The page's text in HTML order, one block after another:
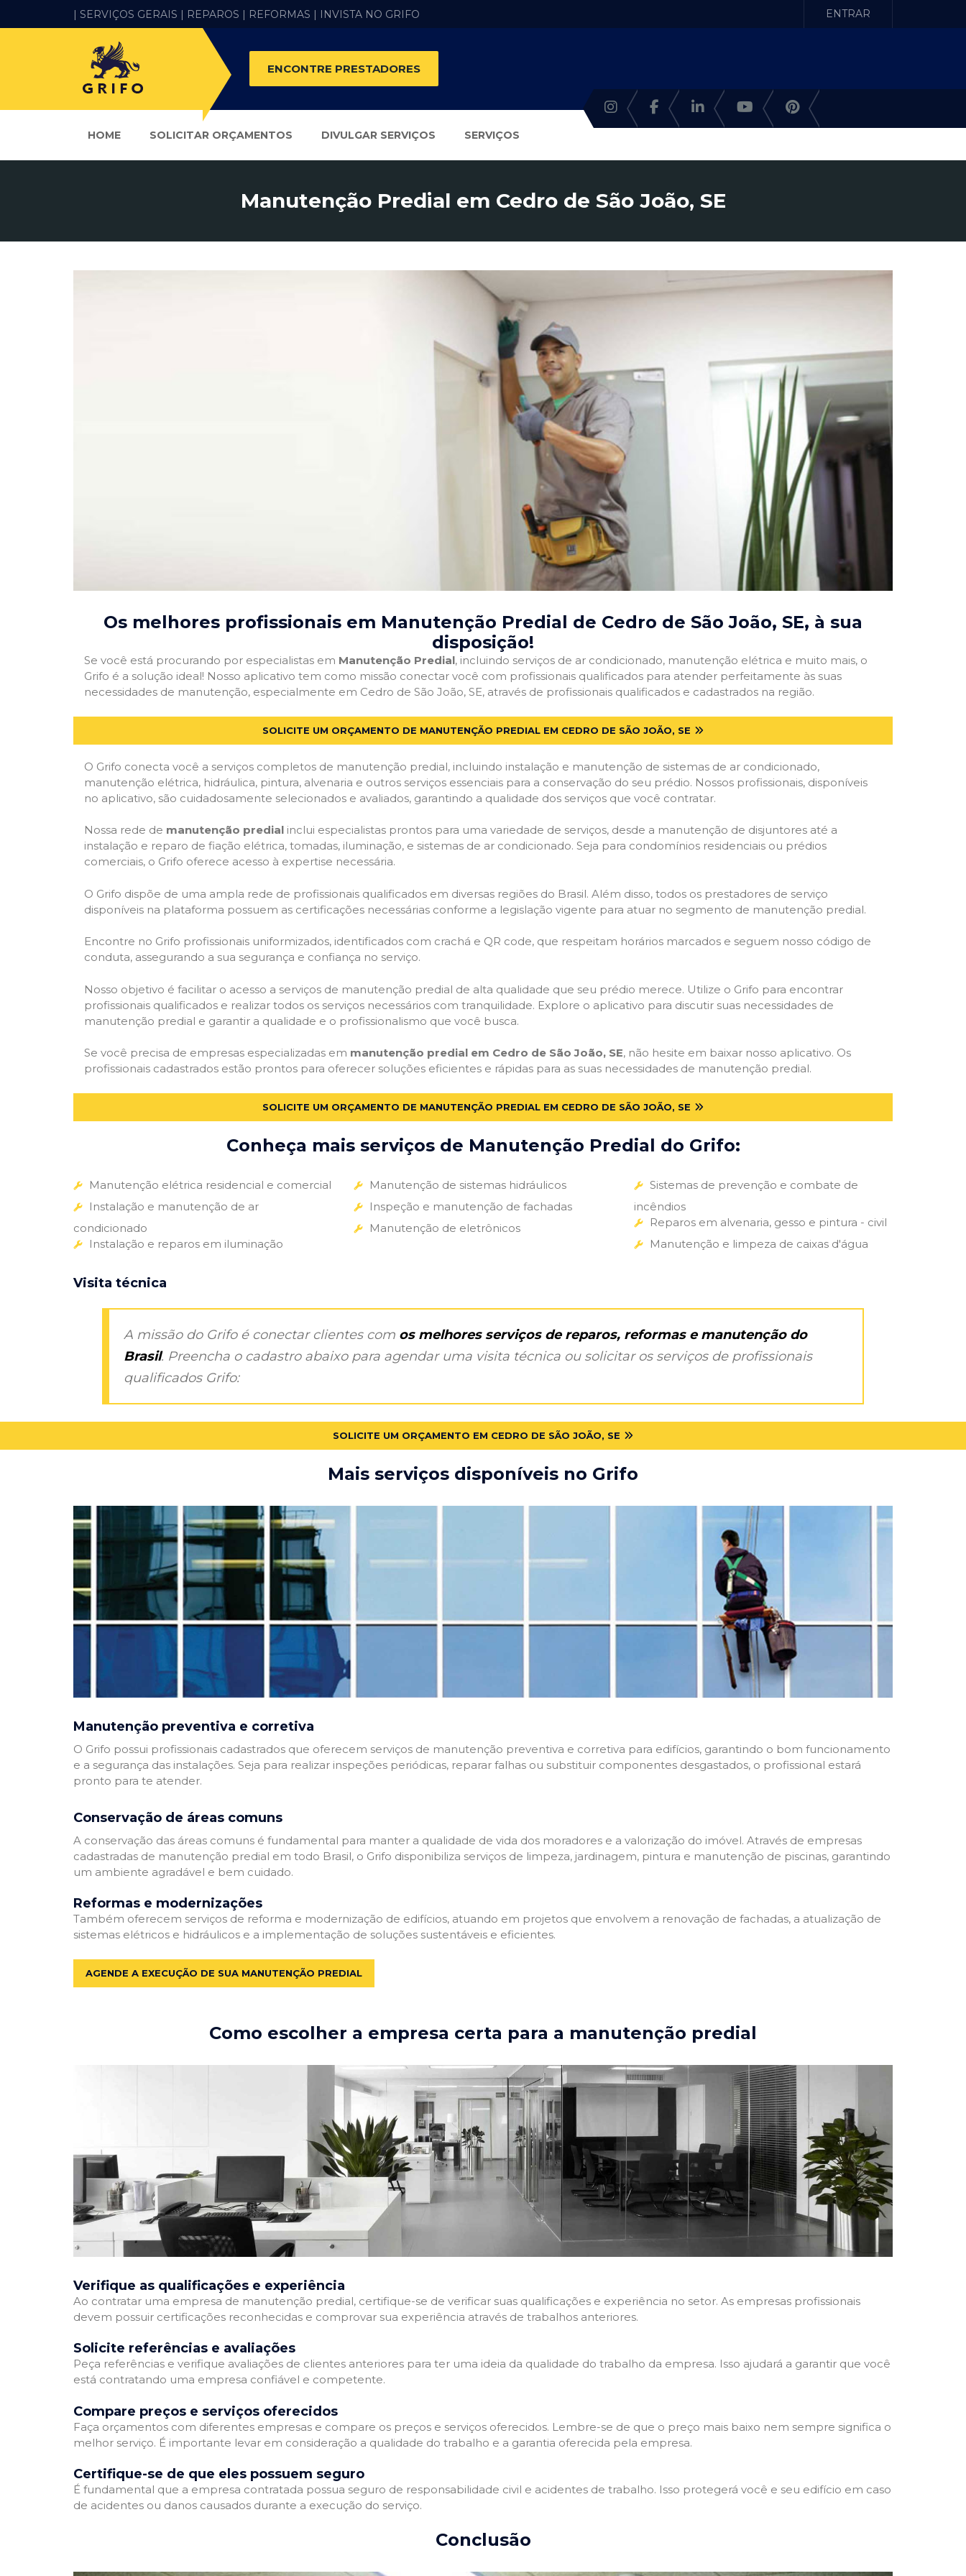
| SERVIÇOS GERAIS | REPAROS | REFORMAS | INVISTA NO GRIFO ENTRAR
ENCONTRE PRESTADORES
HOME SOLICITAR ORÇAMENTOS DIVULGAR SERVIÇOS SERVIÇOS
Manutenção Predial em Cedro de São João, SE
Os melhores profissionais em Manutenção Predial de Cedro de São João, SE, à sua
disposição!
Se você está procurando por especialistas em Manutenção Predial, incluindo serviços de ar condicionado, manutenção elétrica e muito mais, o
Grifo é a solução ideal! Nosso aplicativo tem como missão conectar você com profissionais qualificados para atender perfeitamente às suas
necessidades de manutenção, especialmente em Cedro de São João, SE, através de profissionais qualificados e cadastrados na região.
SOLICITE UM ORÇAMENTO DE MANUTENÇÃO PREDIAL EM CEDRO DE SÃO JOÃO, SE
O Grifo conecta você a serviços completos de manutenção predial, incluindo instalação e manutenção de sistemas de ar condicionado,
manutenção elétrica, hidráulica, pintura, alvenaria e outros serviços essenciais para a conservação do seu prédio. Nossos profissionais, disponíveis
no aplicativo, são cuidadosamente selecionados e avaliados, garantindo a qualidade dos serviços que você contratar.
Nossa rede de manutenção predial inclui especialistas prontos para uma variedade de serviços, desde a manutenção de disjuntores até a
instalação e reparo de fiação elétrica, tomadas, iluminação, e sistemas de ar condicionado. Seja para condomínios residenciais ou prédios
comerciais, o Grifo oferece acesso à expertise necessária.
O Grifo dispõe de uma ampla rede de profissionais qualificados em diversas regiões do Brasil. Além disso, todos os prestadores de serviço
disponíveis na plataforma possuem as certificações necessárias conforme a legislação vigente para atuar no segmento de manutenção predial.
Encontre no Grifo profissionais uniformizados, identificados com crachá e QR code, que respeitam horários marcados e seguem nosso código de
conduta, assegurando a sua segurança e confiança no serviço.
Nosso objetivo é facilitar o acesso a serviços de manutenção predial de alta qualidade que seu prédio merece. Utilize o Grifo para encontrar
profissionais qualificados e realizar todos os serviços necessários com tranquilidade. Explore o aplicativo para discutir suas necessidades de
manutenção predial e garantir a qualidade e o profissionalismo que você busca.
Se você precisa de empresas especializadas em manutenção predial em Cedro de São João, SE, não hesite em baixar nosso aplicativo. Os
profissionais cadastrados estão prontos para oferecer soluções eficientes e rápidas para as suas necessidades de manutenção predial.
SOLICITE UM ORÇAMENTO DE MANUTENÇÃO PREDIAL EM CEDRO DE SÃO JOÃO, SE
Conheça mais serviços de Manutenção Predial do Grifo:
Manutenção elétrica residencial e comercial
Instalação e manutenção de ar
condicionado
Instalação e reparos em iluminação
Manutenção de sistemas hidráulicos
Inspeção e manutenção de fachadas
Manutenção de eletrônicos
Sistemas de prevenção e combate de
incêndios
Reparos em alvenaria, gesso e pintura - civil
Manutenção e limpeza de caixas d'água
Visita técnica
A missão do Grifo é conectar clientes com os melhores serviços de reparos, reformas e manutenção do
Brasil. Preencha o cadastro abaixo para agendar uma visita técnica ou solicitar os serviços de profissionais
qualificados Grifo:
SOLICITE UM ORÇAMENTO EM CEDRO DE SÃO JOÃO, SE
Mais serviços disponíveis no Grifo
Manutenção preventiva e corretiva
O Grifo possui profissionais cadastrados que oferecem serviços de manutenção preventiva e corretiva para edifícios, garantindo o bom funcionamento
e a segurança das instalações. Seja para realizar inspeções periódicas, reparar falhas ou substituir componentes desgastados, o profissional estará
pronto para te atender.
Conservação de áreas comuns
A conservação das áreas comuns é fundamental para manter a qualidade de vida dos moradores e a valorização do imóvel. Através de empresas
cadastradas de manutenção predial em todo Brasil, o Grifo disponibiliza serviços de limpeza, jardinagem, pintura e manutenção de piscinas, garantindo
um ambiente agradável e bem cuidado.
Reformas e modernizações
Também oferecem serviços de reforma e modernização de edifícios, atuando em projetos que envolvem a renovação de fachadas, a atualização de
sistemas elétricos e hidráulicos e a implementação de soluções sustentáveis e eficientes.
AGENDE A EXECUÇÃO DE SUA MANUTENÇÃO PREDIAL
Como escolher a empresa certa para a manutenção predial
Verifique as qualificações e experiência
Ao contratar uma empresa de manutenção predial, certifique-se de verificar suas qualificações e experiência no setor. As empresas profissionais
devem possuir certificações reconhecidas e comprovar sua experiência através de trabalhos anteriores.
Solicite referências e avaliações
Peça referências e verifique avaliações de clientes anteriores para ter uma ideia da qualidade do trabalho da empresa. Isso ajudará a garantir que você
está contratando uma empresa confiável e competente.
Compare preços e serviços oferecidos
Faça orçamentos com diferentes empresas e compare os preços e serviços oferecidos. Lembre-se de que o preço mais baixo nem sempre significa o
melhor serviço. É importante levar em consideração a qualidade do trabalho e a garantia oferecida pela empresa.
Certifique-se de que eles possuem seguro
É fundamental que a empresa contratada possua seguro de responsabilidade civil e acidentes de trabalho. Isso protegerá você e seu edifício em caso
de acidentes ou danos causados durante a execução do serviço.
Conclusão